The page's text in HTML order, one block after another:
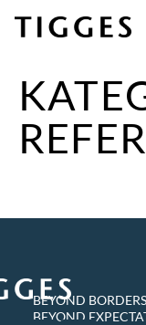
BEYOND
BEYOND